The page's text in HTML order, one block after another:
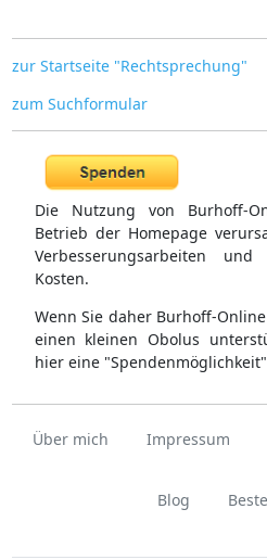
zur Startseite "Rechtsprechung"
zum Suchformular
Die Nutzung von Burhoff-
Betrieb der Homepage
Verbesserungsarbeiten
Kosten.
Wenn Sie daher Burhoff-
einen kleinen Obolus
hier eine
Über mich Impressum
Blog